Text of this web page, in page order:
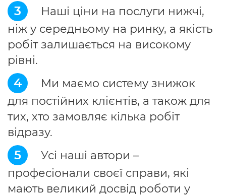
3
Наші ціни на послуги нижчі,
ніж у середньому на ринку, а якість
робіт залишається на високому
рівні.
4
Ми маємо систему знижок
для постійних клієнтів, а також для
тих, хто замовляє кілька робіт
відразу.
5
Усі наші автори –
професіонали своєї справи, які
мають великий досвід роботи у